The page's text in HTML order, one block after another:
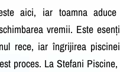
aici, iar toamna
vremii. Este
rece, iar îngrijirea
proces. La Stefani